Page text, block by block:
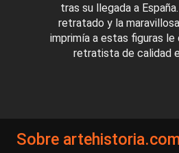
tras su llegada a
retratado y la
imprimía a estas figuras le
retratista de calidad
Sobre